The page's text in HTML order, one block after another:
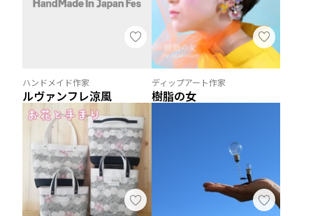
ハンドメイド作家
ルヴァンフレ涼風
ディップアート作家
樹脂の女